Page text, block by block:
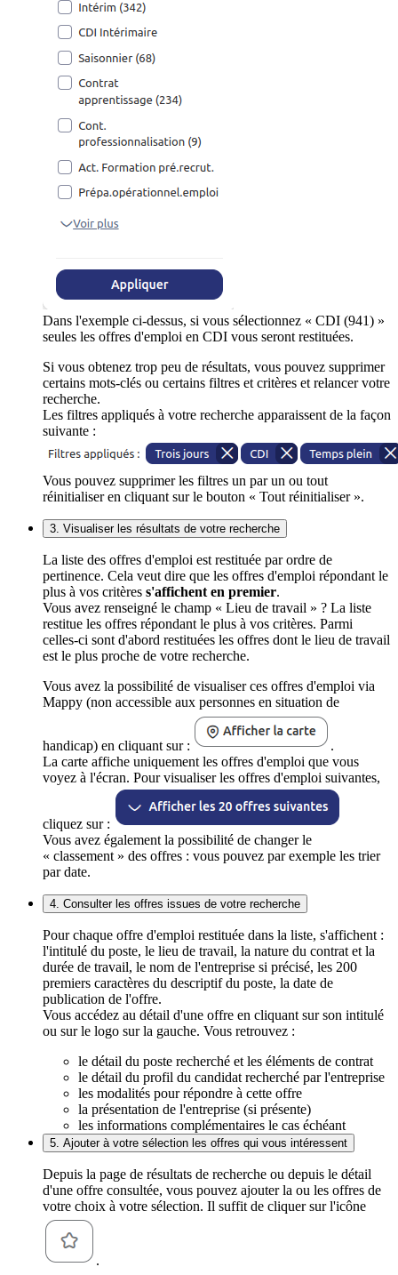
Dans l'exemple ci-dessus, si vous sélectionnez « CDI (941) »
seules les offres d'emploi en CDI vous seront restituées.
Si vous obtenez trop peu de résultats, vous pouvez supprimer
certains mots-clés ou certains filtres et critères et relancer votre
recherche.
Les filtres appliqués à votre recherche apparaissent de la façon
suivante :
Vous pouvez supprimer les filtres un par un ou tout
réinitialiser en cliquant sur le bouton « Tout réinitialiser ».
3. Visualiser les résultats de votre recherche
La liste des offres d'emploi est restituée par ordre de
pertinence. Cela veut dire que les offres d'emploi répondant le
plus à vos critères s'affichent en premier.
Vous avez renseigné le champ « Lieu de travail » ? La liste
restitue les offres répondant le plus à vos critères. Parmi
celles-ci sont d'abord restituées les offres dont le lieu de travail
est le plus proche de votre recherche.
Vous avez la possibilité de visualiser ces offres d'emploi via
Mappy (non accessible aux personnes en situation de
handicap) en cliquant sur :
.
La carte affiche uniquement les offres d'emploi que vous
voyez à l'écran. Pour visualiser les offres d'emploi suivantes,
cliquez sur :
Vous avez également la possibilité de changer le
« classement » des offres : vous pouvez par exemple les trier
par date.
4. Consulter les offres issues de votre recherche
Pour chaque offre d'emploi restituée dans la liste, s'affichent :
l'intitulé du poste, le lieu de travail, la nature du contrat et la
durée de travail, le nom de l'entreprise si précisé, les 200
premiers caractères du descriptif du poste, la date de
publication de l'offre.
Vous accédez au détail d'une offre en cliquant sur son intitulé
ou sur le logo sur la gauche. Vous retrouvez :
le détail du poste recherché et les éléments de contrat
le détail du profil du candidat recherché par l'entreprise
les modalités pour répondre à cette offre
la présentation de l'entreprise (si présente)
les informations complémentaires le cas échéant
5. Ajouter à votre sélection les offres qui vous intéressent
Depuis la page de résultats de recherche ou depuis le détail
d'une offre consultée, vous pouvez ajouter la ou les offres de
votre choix à votre sélection. Il suffit de cliquer sur l'icône
.